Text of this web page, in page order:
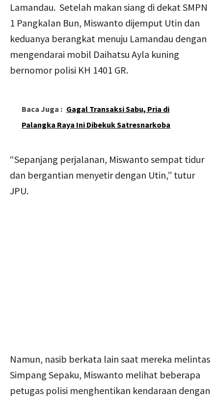
Lamandau. Setelah makan siang di dekat SMPN
1 Pangkalan Bun, Miswanto dijemput Utin dan
keduanya berangkat menuju Lamandau dengan
mengendarai mobil Daihatsu Ayla kuning
bernomor polisi KH 1401 GR.
Baca Juga : Gagal Transaksi Sabu, Pria di
Palangka Raya Ini Dibekuk Satresnarkoba
“Sepanjang perjalanan, Miswanto sempat tidur
dan bergantian menyetir dengan Utin,” tutur
JPU.
Namun, nasib berkata lain saat mereka melintas
Simpang Sepaku, Miswanto melihat beberapa
petugas polisi menghentikan kendaraan dengan